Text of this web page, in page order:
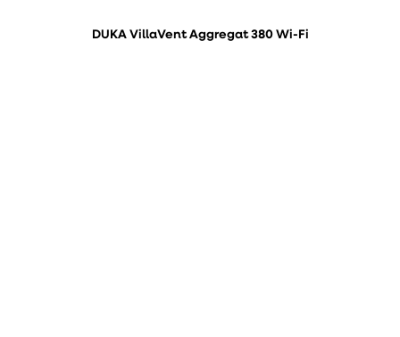
DUKA VillaVent Aggregat 380 Wi-Fi